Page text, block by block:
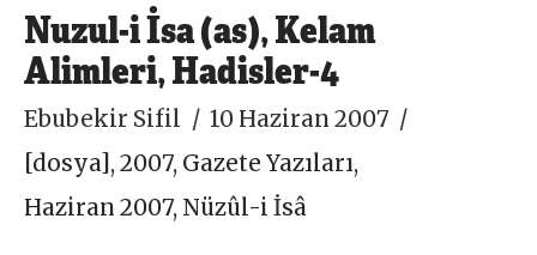
Nuzul-i İsa (as), Kelam
Alimleri, Hadisler-4
Ebubekir Sifil
10 Haziran 2007
[dosya] ,2007, Gazete Yazıları,
Haziran 2007, Nüzûl-i İsâ